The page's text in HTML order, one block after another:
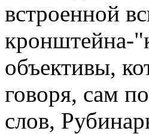
встроенной
кронштейна-
объективы,
говоря, сам
слов,